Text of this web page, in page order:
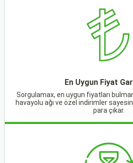
En Uygun Fiyat
Sorgulamax, en uygun fiyatları
havayolu ağı ve özel indirimler
para çıkar.